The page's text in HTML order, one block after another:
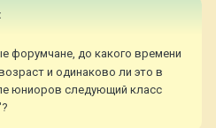
форумчане, до какого времени
и одинаково ли это в
юниоров следующий класс